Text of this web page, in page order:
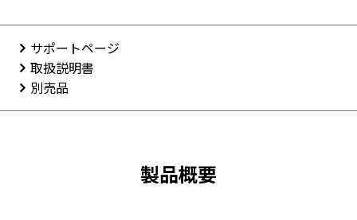
サポートページ
取扱説明書
別売品
製品概要